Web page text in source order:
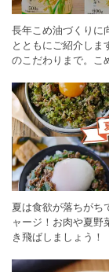
長年こめ油づくりに
とともにご紹介し
のこだわりまで。こ
夏は食欲が落ちがち
ャージ！お肉や夏野
き飛ばしましょう！